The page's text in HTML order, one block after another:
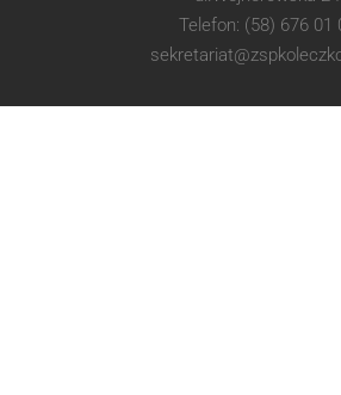
Telefon: (58) 676 01